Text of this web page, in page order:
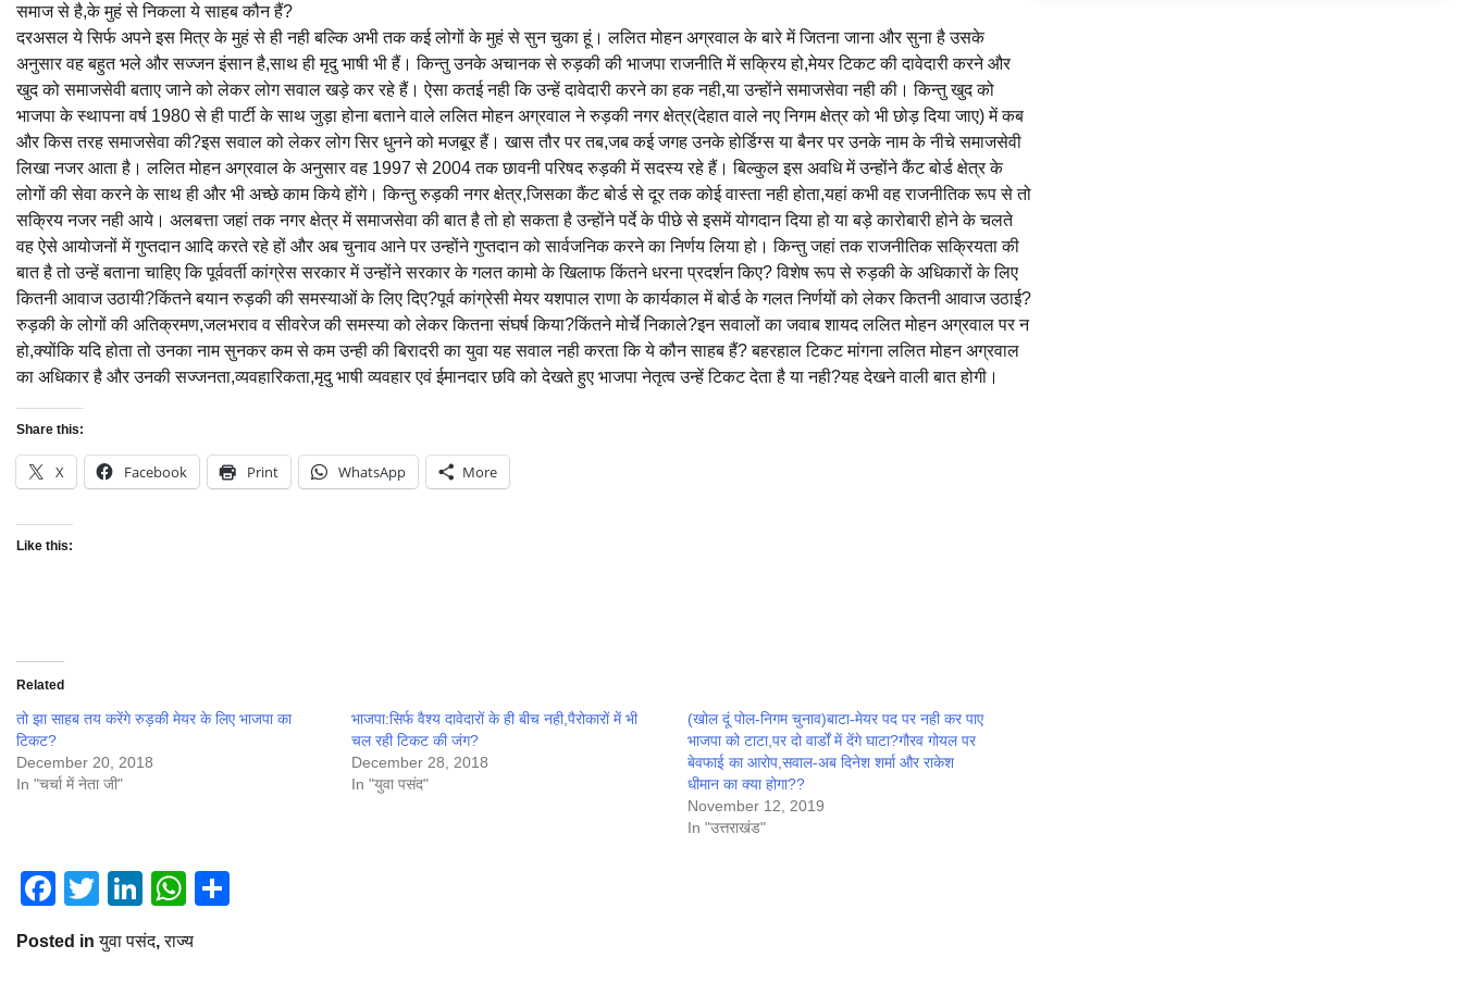
समाज से है,के मुहं से निकला ये साहब कौन हैं?
दरअसल ये सिर्फ अपने इस मित्र के मुहं से ही नही बल्कि अभी तक कई लोगों के मुहं से सुन चुका हूं। ललित मोहन अग्रवाल के बारे में जितना जाना और सुना है उसके
अनुसार वह बहुत भले और सज्जन इंसान है,साथ ही मृदु भाषी भी हैं। किन्तु उनके अचानक से रुड़की की भाजपा राजनीति में सक्रिय हो,मेयर टिकट की दावेदारी करने और
खुद को समाजसेवी बताए जाने को लेकर लोग सवाल खड़े कर रहे हैं। ऐसा कतई नही कि उन्हें दावेदारी करने का हक नही,या उन्होंने समाजसेवा नही की। किन्तु खुद को
भाजपा के स्थापना वर्ष 1980 से ही पार्टी के साथ जुड़ा होना बताने वाले ललित मोहन अग्रवाल ने रुड़की नगर क्षेत्र(देहात वाले नए निगम क्षेत्र को भी छोड़ दिया जाए) में कब
और किस तरह समाजसेवा की?इस सवाल को लेकर लोग सिर धुनने को मजबूर हैं। खास तौर पर तब,जब कई जगह उनके होर्डिग्स या बैनर पर उनके नाम के नीचे समाजसेवी
लिखा नजर आता है। ललित मोहन अग्रवाल के अनुसार वह 1997 से 2004 तक छावनी परिषद रुड़की में सदस्य रहे हैं। बिल्कुल इस अवधि में उन्होंने कैंट बोर्ड क्षेत्र के
लोगों की सेवा करने के साथ ही और भी अच्छे काम किये होंगे। किन्तु रुड़की नगर क्षेत्र,जिसका कैंट बोर्ड से दूर तक कोई वास्ता नही होता,यहां कभी वह राजनीतिक रूप से तो
सक्रिय नजर नही आये। अलबत्ता जहां तक नगर क्षेत्र में समाजसेवा की बात है तो हो सकता है उन्होंने पर्दे के पीछे से इसमें योगदान दिया हो या बड़े कारोबारी होने के चलते
वह ऐसे आयोजनों में गुप्तदान आदि करते रहे हों और अब चुनाव आने पर उन्होंने गुप्तदान को सार्वजनिक करने का निर्णय लिया हो। किन्तु जहां तक राजनीतिक सक्रियता की
बात है तो उन्हें बताना चाहिए कि पूर्ववर्ती कांग्रेस सरकार में उन्होंने सरकार के गलत कामो के खिलाफ किंतने धरना प्रदर्शन किए? विशेष रूप से रुड़की के अधिकारों के लिए
कितनी आवाज उठायी?किंतने बयान रुड़की की समस्याओं के लिए दिए?पूर्व कांग्रेसी मेयर यशपाल राणा के कार्यकाल में बोर्ड के गलत निर्णयों को लेकर कितनी आवाज उठाई?
रुड़की के लोगों की अतिक्रमण,जलभराव व सीवरेज की समस्या को लेकर कितना संघर्ष किया?किंतने मोर्चे निकाले?इन सवालों का जवाब शायद ललित मोहन अग्रवाल पर न
हो,क्योंकि यदि होता तो उनका नाम सुनकर कम से कम उन्ही की बिरादरी का युवा यह सवाल नही करता कि ये कौन साहब हैं? बहरहाल टिकट मांगना ललित मोहन अग्रवाल
का अधिकार है और उनकी सज्जनता,व्यवहारिकता,मृदु भाषी व्यवहार एवं ईमानदार छवि को देखते हुए भाजपा नेतृत्व उन्हें टिकट देता है या नही?यह देखने वाली बात होगी।
Share this:
X Facebook Print WhatsApp More
Like this:
Related
तो झा साहब तय करेंगे रुड़की मेयर के लिए भाजपा का
टिकट?
December 20, 2018
In "चर्चा में नेता जी"
भाजपा:सिर्फ वैश्य दावेदारों के ही बीच नही,पैरोकारों में भी
चल रही टिकट की जंग?
December 28, 2018
In "युवा पसंद"
(खोल दूं पोल-निगम चुनाव)बाटा-मेयर पद पर नही कर पाए
भाजपा को टाटा,पर दो वार्डों में देंगे घाटा?गौरव गोयल पर
बेवफाई का आरोप,सवाल-अब दिनेश शर्मा और राकेश
धीमान का क्या होगा??
November 12, 2019
In "उत्तराखंड"
Facebook
TwitterLinkedIn
WhatsApp
Posted inयुवा पसंद,राज्य